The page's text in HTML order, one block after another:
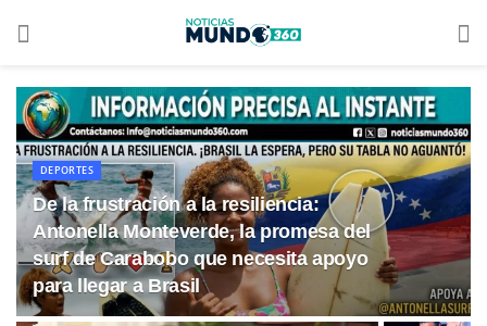
DEPORTES
De la frustración a la resiliencia:
Antonella Monteverde, la promesa del
surf de Carabobo que necesita apoyo
para llegar a Brasil